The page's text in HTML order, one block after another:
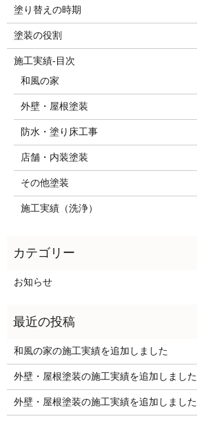
塗り替えの時期
塗装の役割
施工実績-目次
和風の家
外壁・屋根塗装
防水・塗り床工事
店舗・内装塗装
その他塗装
施工実績（洗浄）
お知らせ
和風の家の施工実績を追加しました
外壁・屋根塗装の施工実績を追加しました
外壁・屋根塗装の施工実績を追加しました